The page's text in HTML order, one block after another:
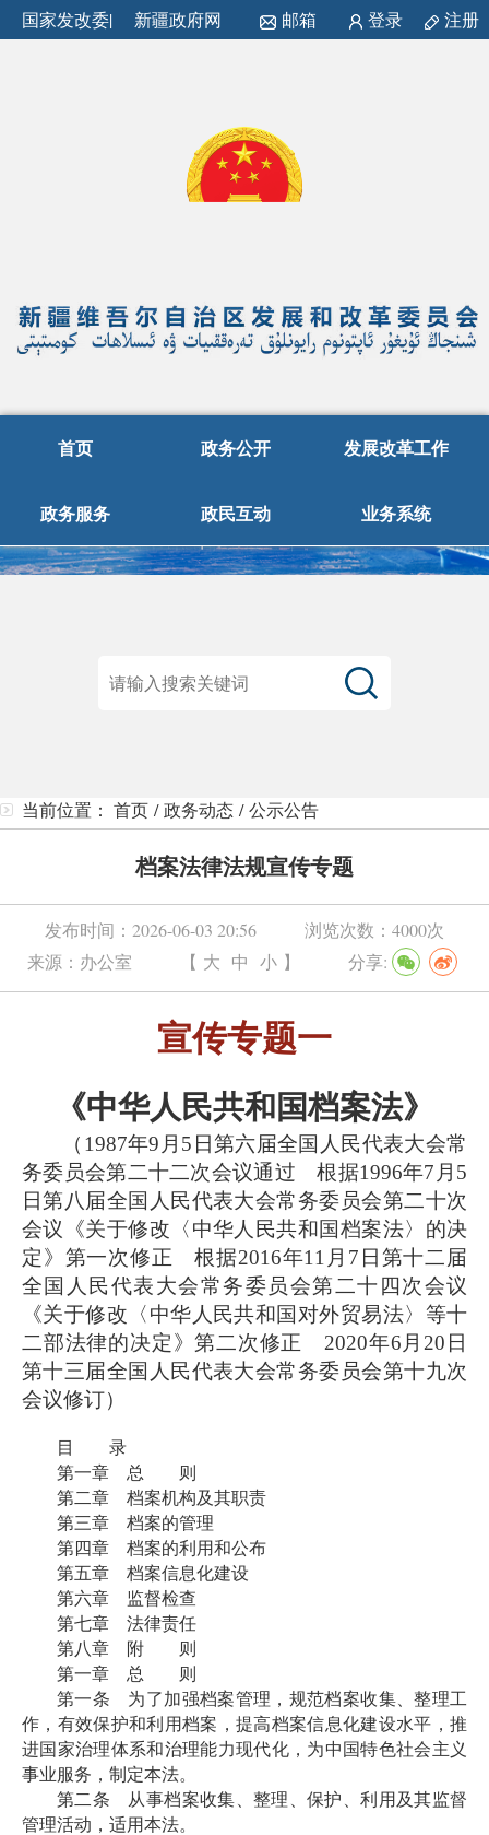
国家发改委| 新疆政府网 邮箱 登录 注册
首页 政务公开 发展改革工作
政务服务 政民互动 业务系统
当前位置： 首页 /政务动态 /公示公告
档案法律法规宣传专题
发布时间： 2026-06-03 20:56 浏览次数： 4000次
来源： 办公室 【 大 中 小 】 分享:
宣传专题一
《中华人民共和国档案法》
（ 1987年9月5日第六届全国人民代表大会常
务委员会第二十二次会议通过 根据1996年7月5
日第八届全国人民代表大会常务委员会第二十次
会议《关于修改〈中华人民共和国档案法〉的决
定》第一次修正 根据2016年11月7日第十二届
全国人民代表大会常务委员会第二十四次会议
《关于修改〈中华人民共和国对外贸易法〉等十
二部法律的决定》第二次修正 2020年6月20日
第十三届全国人民代表大会常务委员会第十九次
会议修订）
目 录
第一章 总 则
第二章 档案机构及其职责
第三章 档案的管理
第四章 档案的利用和公布
第五章 档案信息化建设
第六章 监督检查
第七章 法律责任
第八章 附 则
第一章 总 则
第一条 为了加强档案管理，规范档案收集、整理工
作，有效保护和利用档案，提高档案信息化建设水平，推
进国家治理体系和治理能力现代化，为中国特色社会主义
事业服务，制定本法。
第二条 从事档案收集、整理、保护、利用及其监督
管理活动，适用本法。